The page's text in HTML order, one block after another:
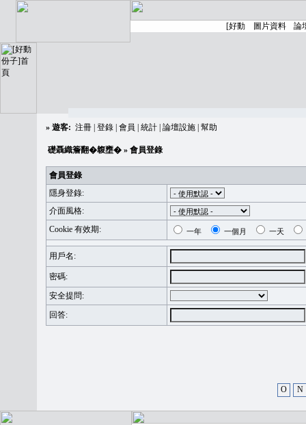
» 遊客: 注冊 登錄 會員 統計 論壇設施 幫助
礎聶織簷翻�䪖壅� » 會員登錄
會員登錄
隱身登錄:
介面風格:
Cookie 有效期:
一年 一個月 一天
用戶名:
密碼:
安全提問:
回答:
O N